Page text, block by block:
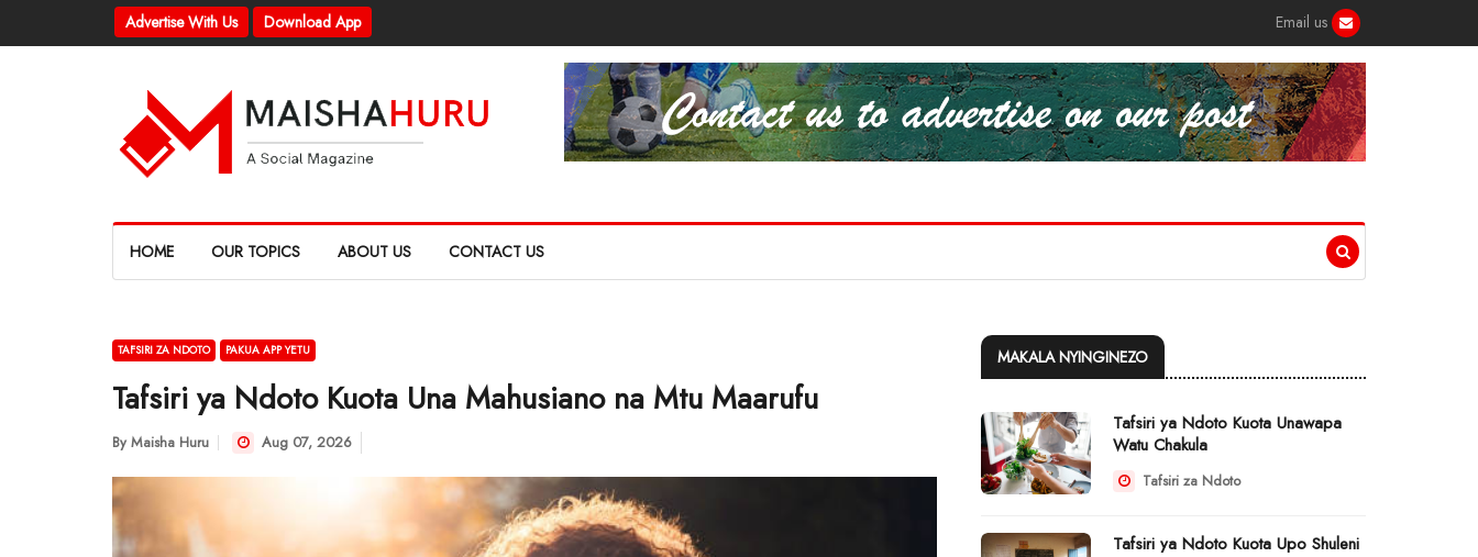
Advertise With Us Download App Email us
HOME OUR TOPICS ABOUT US CONTACT US
TAFSIRI ZA NDOTO PAKUA APP YETU
Tafsiri ya Ndoto Kuota Una Mahusiano na Mtu Maarufu
By Maisha Huru Aug 07, 2026
MAKALA NYINGINEZO
Tafsiri ya Ndoto Kuota Unawapa
Watu Chakula
Tafsiri za Ndoto
Tafsiri ya Ndoto Kuota Upo Shuleni